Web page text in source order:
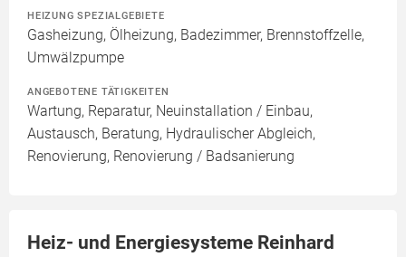
HEIZUNG SPEZIALGEBIETE
Gasheizung, Ölheizung, Badezimmer, Brennstoffzelle,
Umwälzpumpe
ANGEBOTENE TÄTIGKEITEN
Wartung, Reparatur, Neuinstallation / Einbau,
Austausch, Beratung, Hydraulischer Abgleich,
Renovierung, Renovierung / Badsanierung
Heiz- und Energiesysteme Reinhard